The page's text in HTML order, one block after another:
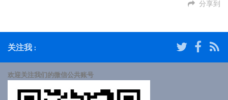
分享到
关注我 :
欢迎关注我们的微信公共账号